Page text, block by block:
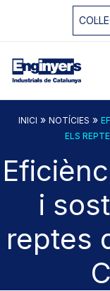
INICI » NOTÍCIES »
ELS
i
reptes